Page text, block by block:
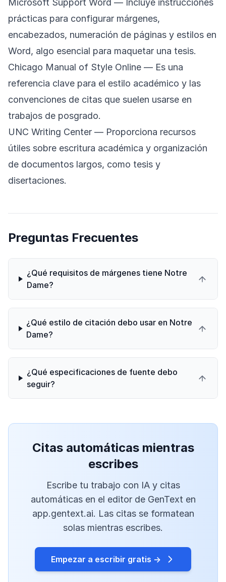
Microsoft Support Word — Incluye instrucciones
prácticas para configurar márgenes,
encabezados, numeración de páginas y estilos en
Word, algo esencial para maquetar una tesis.
Chicago Manual of Style Online — Es una
referencia clave para el estilo académico y las
convenciones de citas que suelen usarse en
trabajos de posgrado.
UNC Writing Center — Proporciona recursos
útiles sobre escritura académica y organización
de documentos largos, como tesis y
disertaciones.
Preguntas Frecuentes
¿Qué requisitos de márgenes tiene Notre
Dame?
¿Qué estilo de citación debo usar en Notre
Dame?
¿Qué especificaciones de fuente debo
seguir?
Citas automáticas mientras
escribes
Escribe tu trabajo con IA y citas
automáticas en el editor de GenText en
app.gentext.ai. Las citas se formatean
solas mientras escribes.
Empezar a escribir gratis →